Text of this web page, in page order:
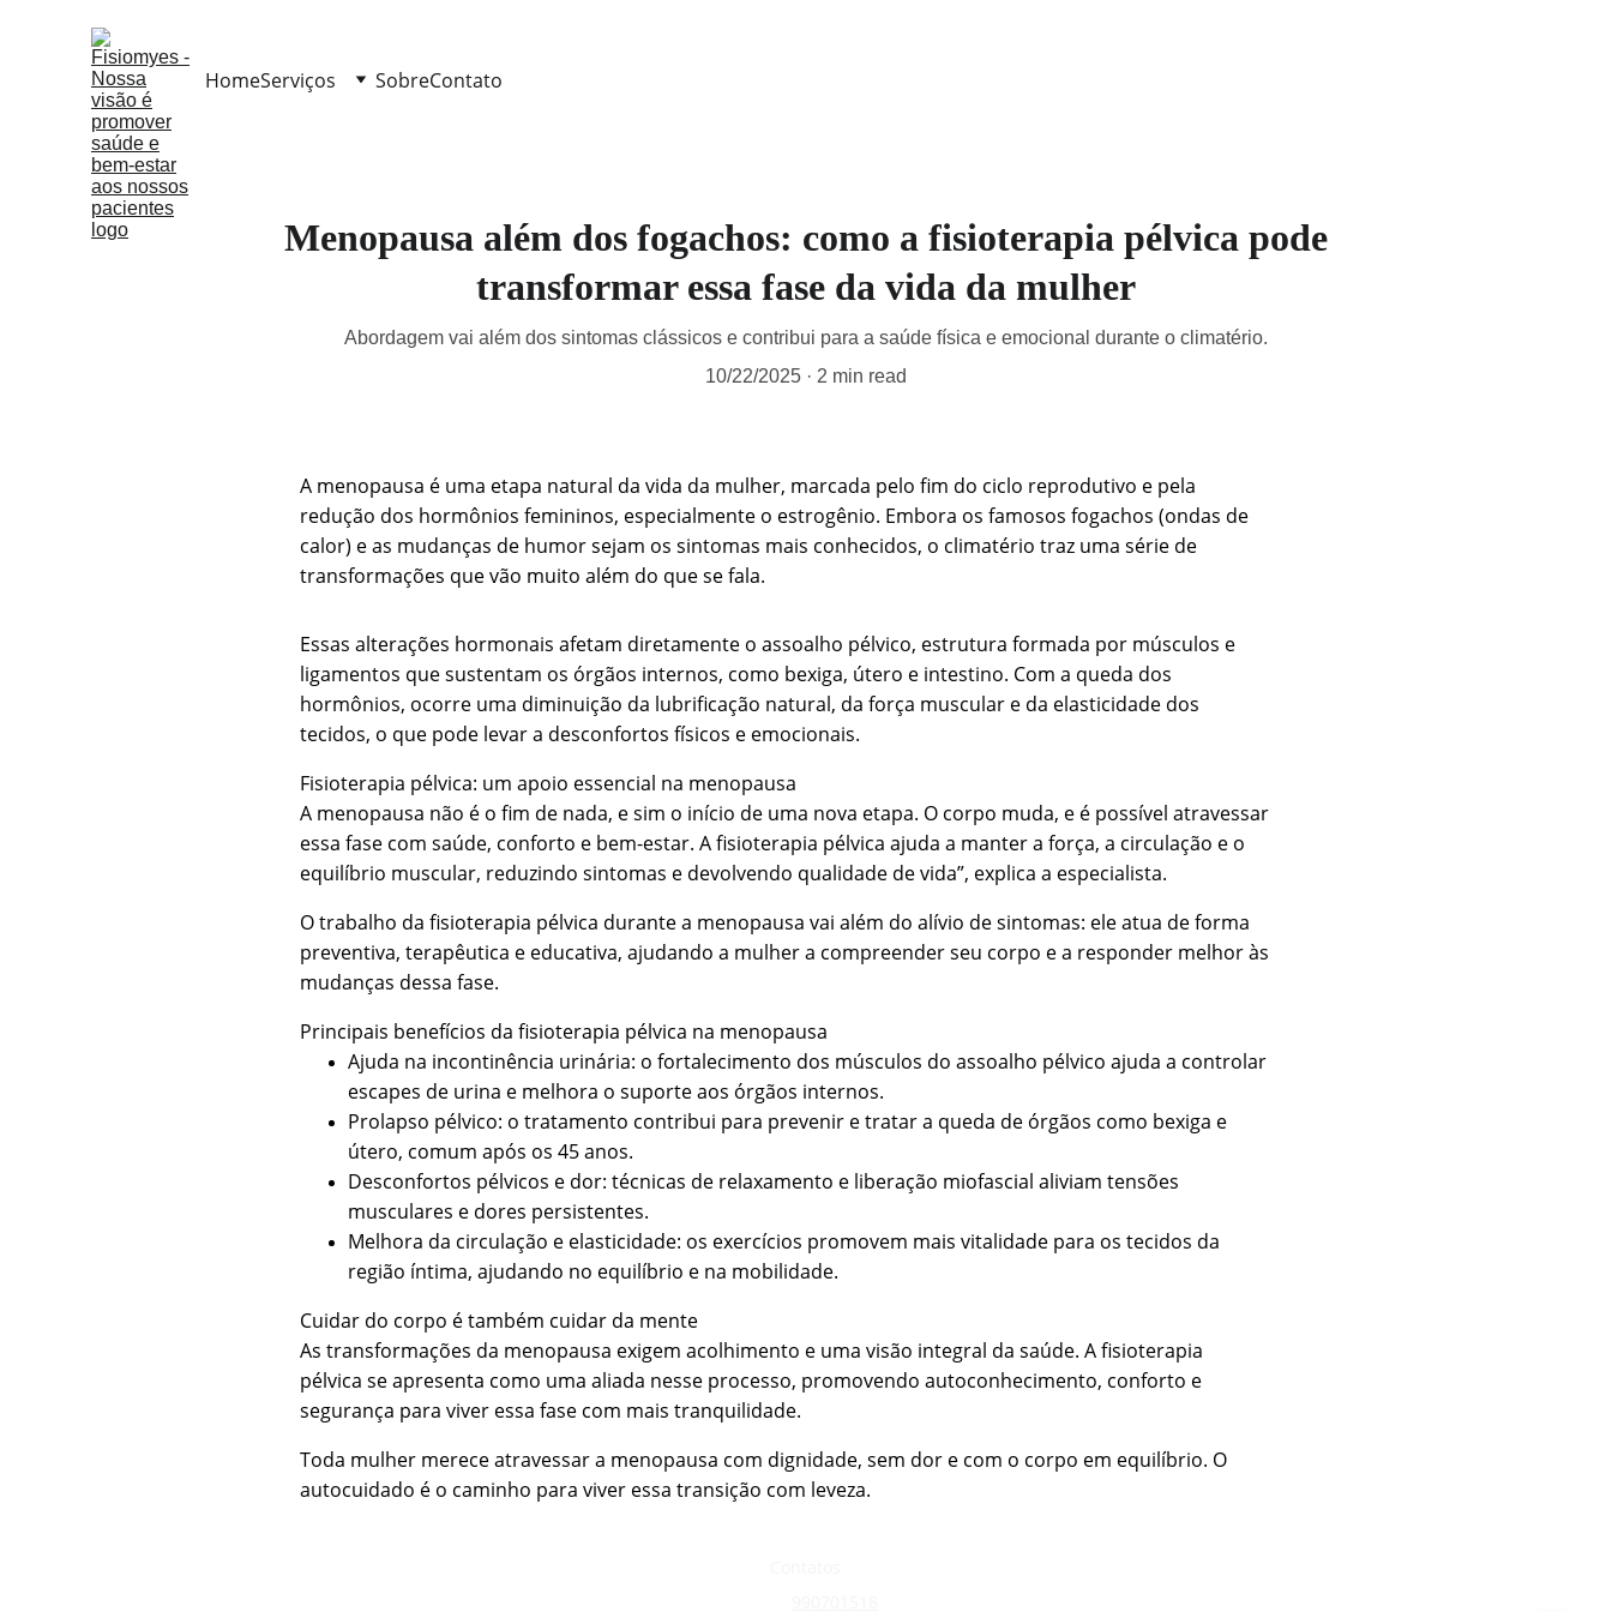
HomeServiços SobreContato
Menopausa além dos fogachos: como a fisioterapia pélvica pode
transformar essa fase da vida da mulher
Abordagem vai além dos sintomas clássicos e contribui para a saúde física e emocional durante o climatério.
10/22/2025
2 min read
A menopausa é uma etapa natural da vida da mulher, marcada pelo fim do ciclo reprodutivo e pela
redução dos hormônios femininos, especialmente o estrogênio. Embora os famosos fogachos (ondas de
calor) e as mudanças de humor sejam os sintomas mais conhecidos, o climatério traz uma série de
transformações que vão muito além do que se fala.
Essas alterações hormonais afetam diretamente o assoalho pélvico, estrutura formada por músculos e
ligamentos que sustentam os órgãos internos, como bexiga, útero e intestino. Com a queda dos
hormônios, ocorre uma diminuição da lubrificação natural, da força muscular e da elasticidade dos
tecidos, o que pode levar a desconfortos físicos e emocionais.
Fisioterapia pélvica: um apoio essencial na menopausa
A menopausa não é o fim de nada, e sim o início de uma nova etapa. O corpo muda, e é possível atravessar
essa fase com saúde, conforto e bem-estar. A fisioterapia pélvica ajuda a manter a força, a circulação e o
equilíbrio muscular, reduzindo sintomas e devolvendo qualidade de vida”, explica a especialista.
O trabalho da fisioterapia pélvica durante a menopausa vai além do alívio de sintomas: ele atua de forma
preventiva, terapêutica e educativa, ajudando a mulher a compreender seu corpo e a responder melhor às
mudanças dessa fase.
Principais benefícios da fisioterapia pélvica na menopausa
Ajuda na incontinência urinária: o fortalecimento dos músculos do assoalho pélvico ajuda a controlar
escapes de urina e melhora o suporte aos órgãos internos.
Prolapso pélvico: o tratamento contribui para prevenir e tratar a queda de órgãos como bexiga e
útero, comum após os 45 anos.
Desconfortos pélvicos e dor: técnicas de relaxamento e liberação miofascial aliviam tensões
musculares e dores persistentes.
Melhora da circulação e elasticidade: os exercícios promovem mais vitalidade para os tecidos da
região íntima, ajudando no equilíbrio e na mobilidade.
Cuidar do corpo é também cuidar da mente
As transformações da menopausa exigem acolhimento e uma visão integral da saúde. A fisioterapia
pélvica se apresenta como uma aliada nesse processo, promovendo autoconhecimento, conforto e
segurança para viver essa fase com mais tranquilidade.
Toda mulher merece atravessar a menopausa com dignidade, sem dor e com o corpo em equilíbrio. O
autocuidado é o caminho para viver essa transição com leveza.